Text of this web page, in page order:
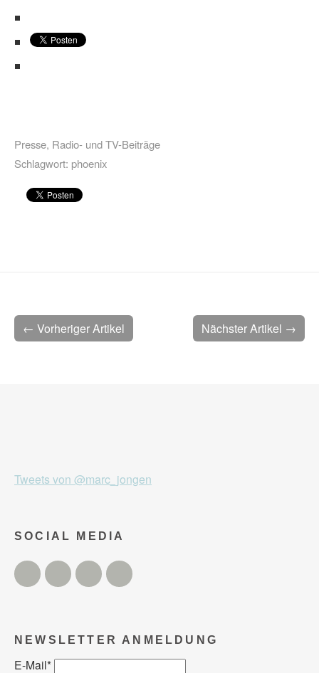
Presse, Radio- und TV-Beiträge
Schlagwort: phoenix
Nächster Artikel →
← Vorheriger Artikel
Tweets von @marc_jongen
SOCIAL MEDIA
Twitter FacebookInstagram
NEWSLETTER ANMELDUNG
E-Mail*